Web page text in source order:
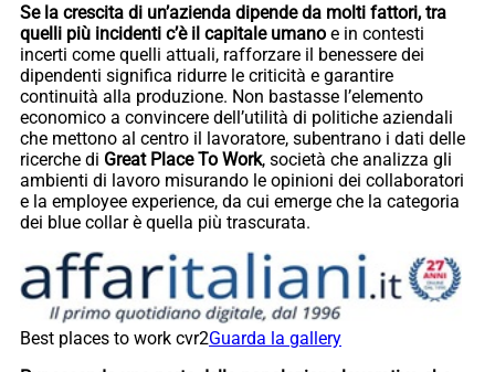
Se la crescita di un’azienda dipende da molti fattori, tra
quelli più incidenti c’è il capitale umano e in contesti
incerti come quelli attuali, rafforzare il benessere dei
dipendenti significa ridurre le criticità e garantire
continuità alla produzione. Non bastasse l’elemento
economico a convincere dell’utilità di politiche aziendali
che mettono al centro il lavoratore, subentrano i dati delle
ricerche di Great Place To Work, società che analizza gli
ambienti di lavoro misurando le opinioni dei collaboratori
e la employee experience, da cui emerge che la categoria
dei blue collar è quella più trascurata.
Best places to work cvr2Guarda la gallery